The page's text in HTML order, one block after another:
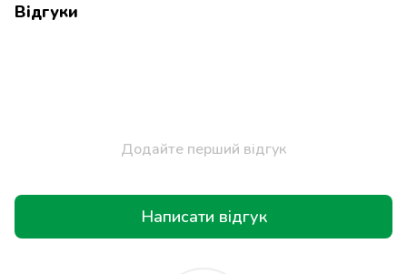
Відгуки
Додайте перший відгук
Написати відгук